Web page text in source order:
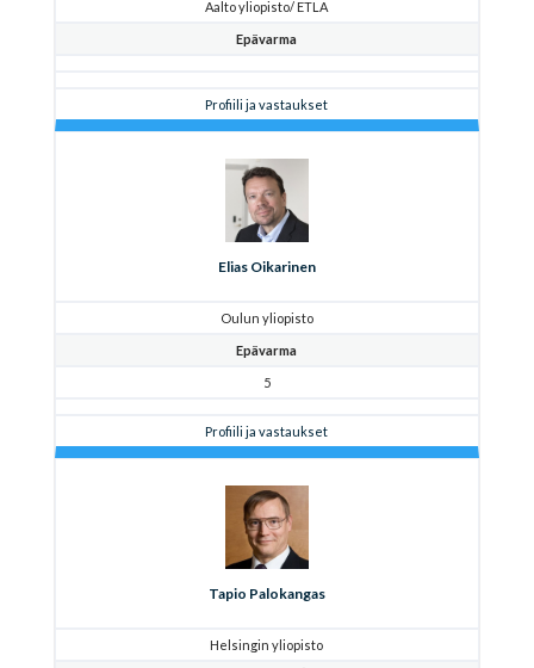
Aalto yliopisto/ ETLA
Epävarma
Profiili ja vastaukset
Elias Oikarinen
Oulun yliopisto
Epävarma
5
Profiili ja vastaukset
Tapio Palokangas
Helsingin yliopisto